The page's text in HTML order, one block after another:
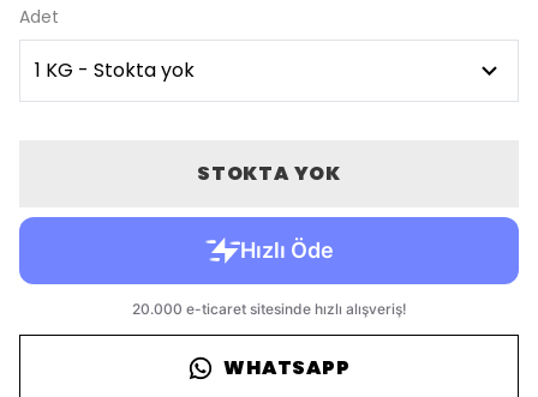
Adet
STOKTA YOK
WHATSAPP